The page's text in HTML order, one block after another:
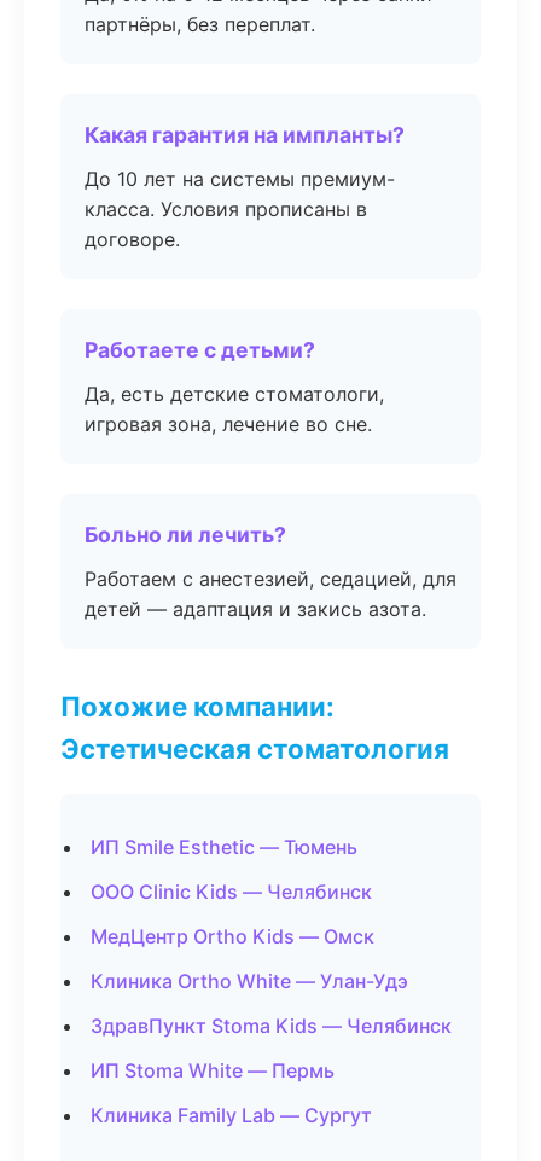
партнёры, без переплат.
Какая гарантия на импланты?
До 10 лет на системы премиум-
класса. Условия прописаны в
договоре.
Работаете с детьми?
Да, есть детские стоматологи,
игровая зона, лечение во сне.
Больно ли лечить?
Работаем с анестезией, седацией, для
детей — адаптация и закись азота.
Похожие компании:
Эстетическая стоматология
ИП Smile Esthetic — Тюмень
ООО Clinic Kids — Челябинск
МедЦентр Ortho Kids — Омск
Клиника Ortho White — Улан-Удэ
ЗдравПункт Stoma Kids — Челябинск
ИП Stoma White — Пермь
Клиника Family Lab — Сургут